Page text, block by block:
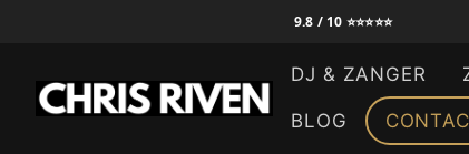
inhoud
9.8 / 10 ⭐⭐⭐⭐⭐
DJ & ZANGER
BLOG